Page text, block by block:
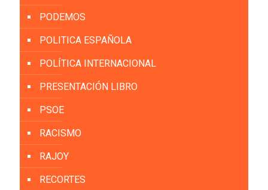
PODEMOS
POLITICA ESPAÑOLA
POLÍTICA INTERNACIONAL
PRESENTACIÓN LIBRO
PSOE
RACISMO
RAJOY
RECORTES